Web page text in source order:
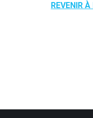
REVENIR